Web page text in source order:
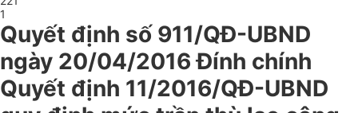
1
Quyết định số 911/QĐ-UBND
ngày 20/04/2016 Đính chính
Quyết định 11/2016/QĐ-UBND